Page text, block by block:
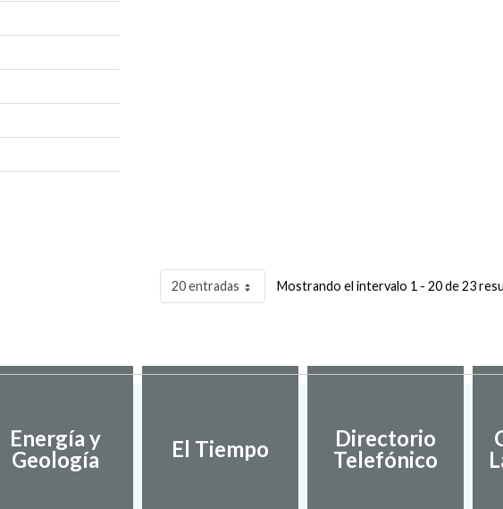
20 entradas Mostrando el intervalo 1 - 20 de 23
Energía y
Geología
El Tiempo
Directorio
Telefónico